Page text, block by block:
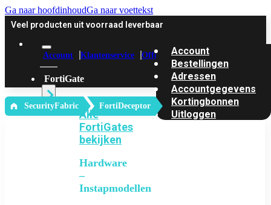
Ga naar hoofdinhoudGa naar voettekst
Veel producten uit voorraad leverbaar
Account Klantenservice Offerte
FortiGate
Alle
FortiGates
bekijken
Hardware
–
Instapmodellen
Account
Bestellingen
Adressen
Accountgegevens
Kortingbonnen
Uitloggen
‎ SecurityFabric FortiDeceptor